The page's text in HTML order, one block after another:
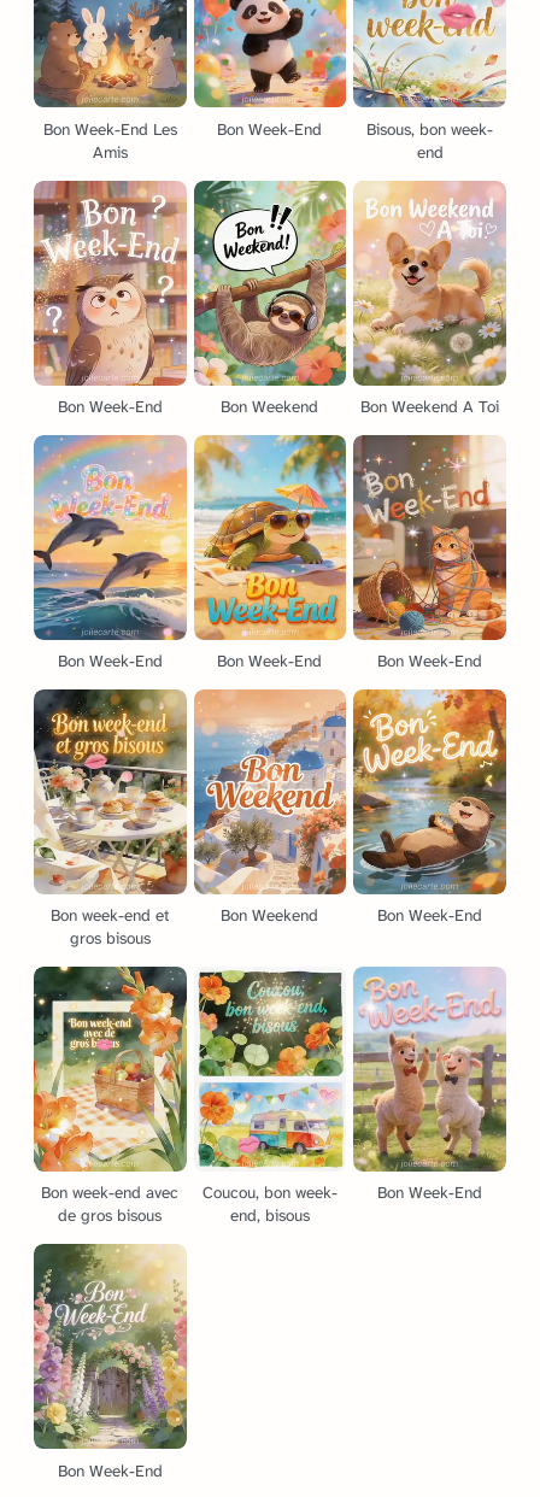
Bon Week-End Les
Amis
Bon Week-End
Bisous, bon week-
end
Bon Week-End Bon Weekend Bon Weekend A Toi
Bon Week-End Bon Week-End Bon Week-End
Bon week-end et
gros bisous
Bon Weekend Bon Week-End
Bon week-end avec
de gros bisous
Coucou, bon week-
end, bisous
Bon Week-End
Bon Week-End